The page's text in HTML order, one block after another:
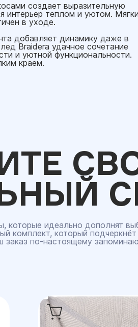
создает выразительную
интерьер теплом и уютом.
в уходе.
добавляет динамику даже в
Braidera удачное сочетание
и уютной функциональности.
краем.
которые идеально дополнят
комплект, который подчеркнёт
заказ по‑настоящему